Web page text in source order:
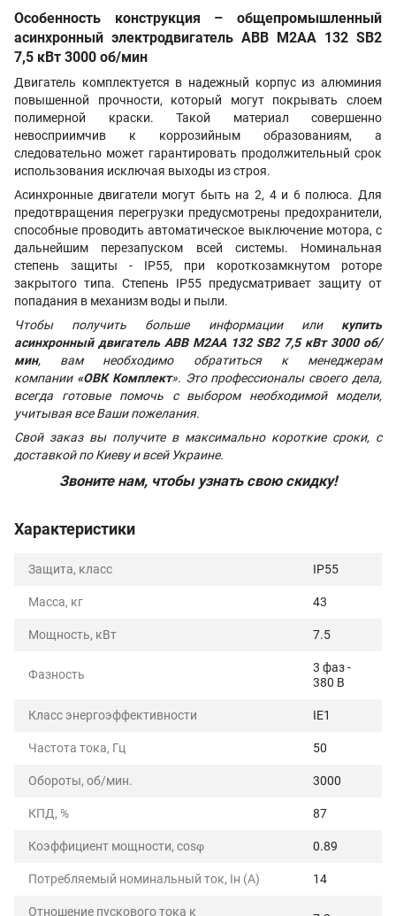
Особенность конструкция – общепромышленный
асинхронный электродвигатель ABB M2AA 132 SB2
7,5 кВт 3000 об/мин
Двигатель комплектуется в надежный корпус из алюминия
повышенной прочности, который могут покрывать слоем
полимерной краски. Такой материал совершенно
невосприимчив к коррозийным образованиям, а
следовательно может гарантировать продолжительный срок
использования исключая выходы из строя.
Асинхронные двигатели могут быть на 2, 4 и 6 полюса. Для
предотвращения перегрузки предусмотрены предохранители,
способные проводить автоматическое выключение мотора, с
дальнейшим перезапуском всей системы. Номинальная
степень защиты - IP55, при короткозамкнутом роторе
закрытого типа. Степень IP55 предусматривает защиту от
попадания в механизм воды и пыли.
Чтобы получить больше информации или
купить
асинхронный двигатель ABB M2AA 132 SB2 7,5 кВт 3000 об/
мин, вам необходимо обратиться к менеджерам
компании «ОВК Комплект». Это профессионалы своего дела,
всегда готовые помочь с выбором необходимой модели,
учитывая все Ваши пожелания.
Свой заказ вы получите в максимально короткие сроки, с
доставкой по Киеву и всей Украине.
Звоните нам, чтобы узнать свою скидку!
Характеристики
Защита, класс IP55
Масса, кг 43
Мощность, кВт 7.5
Фазность
3 фаз -
380 В
Класс энергоэффективности IE1
Частота тока, Гц 50
Обороты, об/мин. 3000
КПД, % 87
Коэффициент мощности, cosφ 0.89
Потребляемый номинальный ток, Iн (А) 14
Отношение пускового тока к